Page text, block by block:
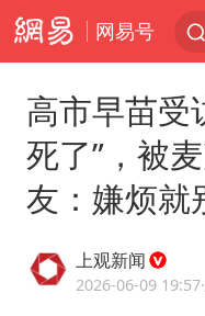
网易号
高市早苗受
死了”，被
友：嫌烦就
上观新闻
2026-06-09 19:57